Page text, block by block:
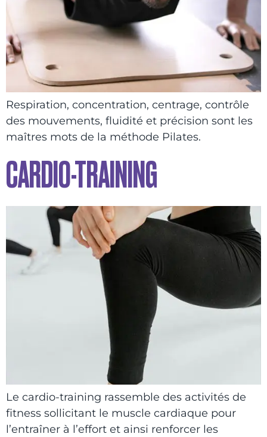
Respiration, concentration, centrage, contrôle
des mouvements, fluidité et précision sont les
maîtres mots de la méthode Pilates.
CARDIO-TRAINING
Le cardio-training rassemble des activités de
fitness sollicitant le muscle cardiaque pour
l’entraîner à l’effort et ainsi renforcer les